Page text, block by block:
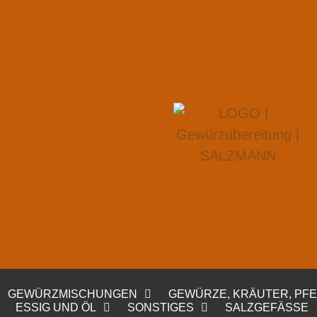
GEWÜRZMISCHUNGEN GEWÜRZE, KRÄUTER,
ESSIG UND ÖL
SONSTIGES SALZGEFÄSSE